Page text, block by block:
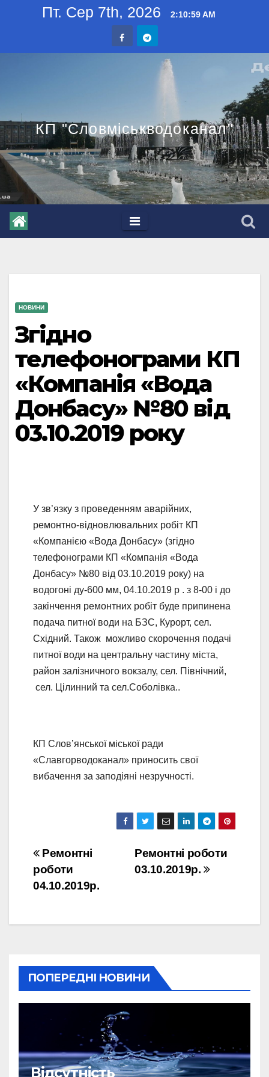
Пт. Сер 7th, 2026 2:11:00 AM
КП "Словміськводоканал"
НОВИНИ
Згідно
телефонограми КП
«Компанія «Вода
Донбасу» №80 від
03.10.2019 року
У зв’язку з проведенням аварійних,
ремонтно-відновлювальних робіт КП
«Компанією «Вода Донбасу» (згідно
телефонограми КП «Компанія «Вода
Донбасу» №80 від 03.10.2019 року) на
водогоні ду-600 мм, 04.10.2019 р . з 8-00 і до
закінчення ремонтних робіт буде припинена
подача питної води на БЗС, Курорт, сел.
Східний. Також можливо скорочення подачі
питної води на центральну частину міста,
район залізничного вокзалу, сел. Північний,
сел. Цілинний та сел.Соболівка..
КП Слов’янської міської ради
«Славгорводоканал» приносить свої
вибачення за заподіяні незручності.
Навігація
записів
Ремонтні роботи
03.10.2019р.
Ремонтні
роботи
04.10.2019р.
ПОПЕРЕДНІ НОВИНИ
Відсутність